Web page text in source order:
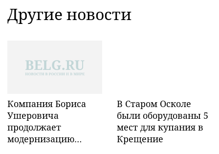
Другие новости
Компания Бориса
Ушеровича
продолжает
модернизацию
В Старом Осколе
были оборудованы 5
мест для купания в
Крещение